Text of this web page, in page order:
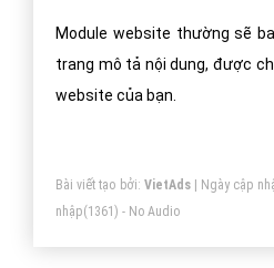
Module website thường sẽ
trang mô tả nội dung, được
website của bạn.
Bài viết tạo bởi: VietAds| Ngày cập
nhập(1361) - No Audio